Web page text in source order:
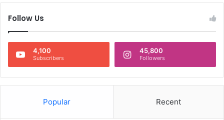
Follow Us
4,100
Subscribers
45,800
Followers
Popular Recent